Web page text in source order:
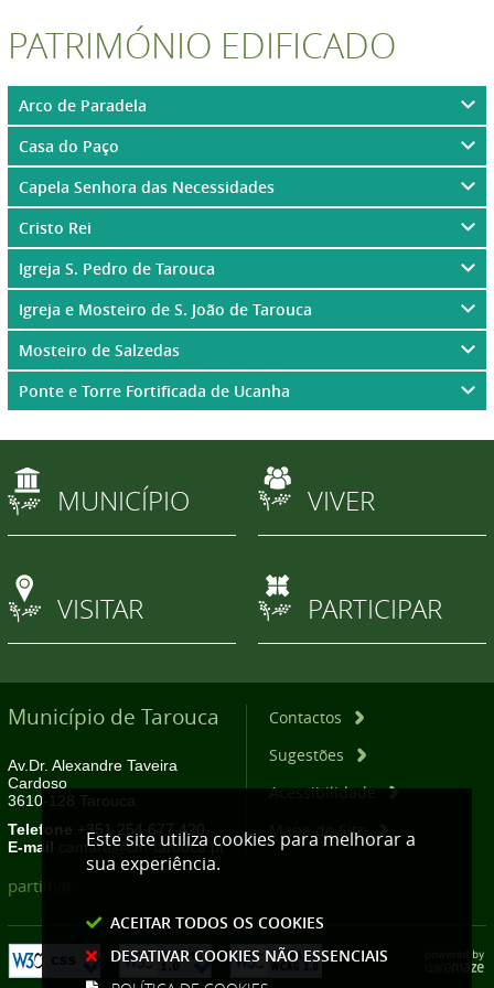
PATRIMÓNIO EDIFICADO
Arco de Paradela
Casa do Paço
Capela Senhora das Necessidades
Cristo Rei
Igreja S. Pedro de Tarouca
Igreja e Mosteiro de S. João de Tarouca
Mosteiro de Salzedas
Ponte e Torre Fortificada de Ucanha
MUNICÍPIO VIVER
VISITAR PARTICIPAR
Município de Tarouca
Av.Dr. Alexandre Taveira
Cardoso
3610-128 Tarouca
Telefone +351 254 677 420
E-mail
camara@cm-tarouca.pt
Contactos
Sugestões
Acessibilidade
Mapa do Site
partilhar
Este site utiliza cookies para melhorar a
sua experiência.
ACEITAR TODOS OS COOKIES
DESATIVAR COOKIES NÃO ESSENCIAIS